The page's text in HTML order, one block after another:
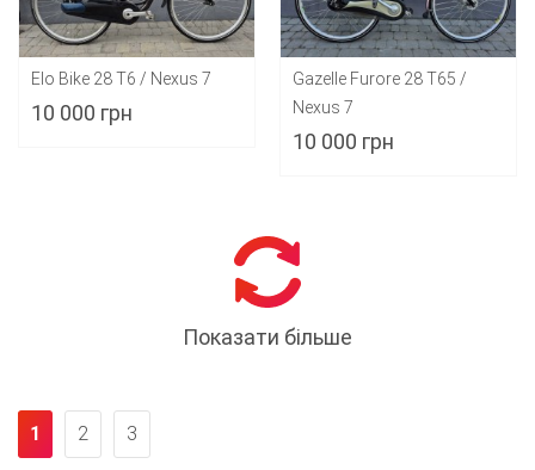
Elo Bike 28 T6 / Nexus 7
10 000 грн
Gazelle Furore 28 T65 /
Nexus 7
10 000 грн
Показати більше
1 2 3